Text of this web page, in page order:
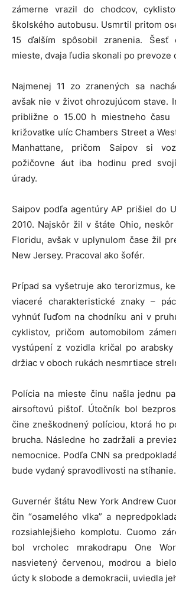
zámerne vrazil do chodcov,
školského autobusu. Usmrtil pritom
15 ďalším spôsobil zranenia. Šesť
mieste, dvaja ľudia skonali po prevoze
Najmenej 11 zo zranených sa
avšak nie v život ohrozujúcom stave.
približne o 15.00 h miestneho času
križovatke ulíc Chambers Street a
Manhattane, pričom Saipov si
požičovne áut iba hodinu pred
úrady.
Saipov podľa agentúry AP prišiel do
2010. Najskôr žil v štáte Ohio,
Floridu, avšak v uplynulom čase žil
New Jersey. Pracoval ako šofér.
Prípad sa vyšetruje ako terorizmus,
viaceré charakteristické znaky –
vyhnúť ľuďom na chodníku ani v
cyklistov, pričom automobilom
vystúpení z vozidla kričal po arabsky
držiac v oboch rukách nesmrtiace
Polícia na mieste činu našla jednu
airsoftovú pištoľ. Útočník bol
čine zneškodnený políciou, ktorá ho
brucha. Následne ho zadržali a
nemocnice. Podľa CNN sa
bude vydaný spravodlivosti na stíhanie.
Guvernér štátu New York Andrew
čin “osamelého vlka” a
rozsiahlejšieho komplotu. Cuomo
bol vrcholec mrakodrapu One
nasvietený červenou, modrou a
úcty k slobode a demokracii, uviedla